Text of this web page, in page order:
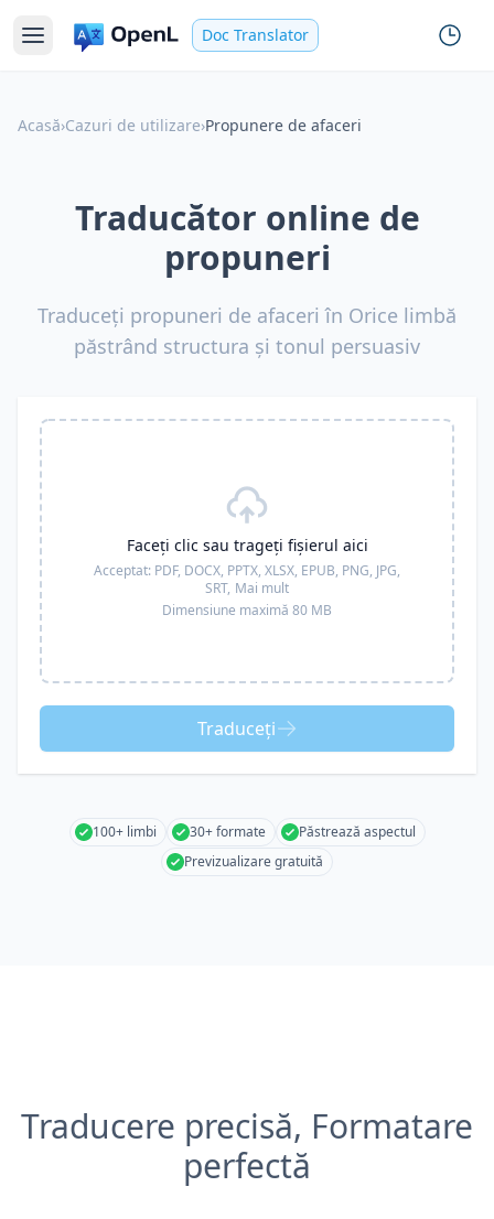
Doc Translator
Acasă›Cazuri de utilizare›Propunere de afaceri
Traducător online de
propuneri
Traduceți propuneri de afaceri în Orice limbă
păstrând structura și tonul persuasiv
Faceți clic sau trageți fișierul aici
Acceptat: PDF, DOCX, PPTX, XLSX, EPUB, PNG, JPG,
SRT, Mai mult
Dimensiune maximă 80 MB
Traduceți
100+ limbi 30+ formate
Păstrează aspectul
Previzualizare gratuită
Traducere precisă, Formatare
perfectă